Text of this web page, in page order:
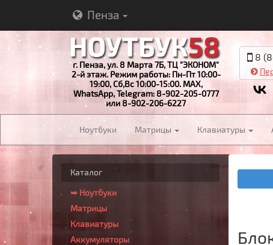
Пенза
г. Пенза, ул. 8 Марта 7Б, ТЦ "ЭКОНОМ"
2-й этаж. Режим работы: Пн-Пт 10:00-
19:00, Сб,Вс 10:00-15:00. MAX,
WhatsApp, Telegram: 8-902-205-0777
или 8-902-206-6227
8
Ноутбуки Матрицы Клавиатуры
Каталог
➥ Ноутбуки
Матрицы
Клавиатуры
Аккумуляторы